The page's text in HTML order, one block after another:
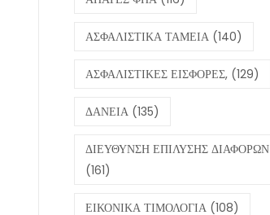
ΑΣΦΑΛΙΣΤΙΚΑ ΤΑΜΕΙΑ (140)
ΑΣΦΑΛΙΣΤΙΚΕΣ ΕΙΣΦΟΡΕΣ, (129)
ΔΑΝΕΙΑ (135)
ΔΙΕΥΘΥΝΣΗ ΕΠΙΛΥΣΗΣ ΔΙΑΦΟΡΩΝ
(161)
ΕΙΚΟΝΙΚΑ ΤΙΜΟΛΟΓΙΑ (108)